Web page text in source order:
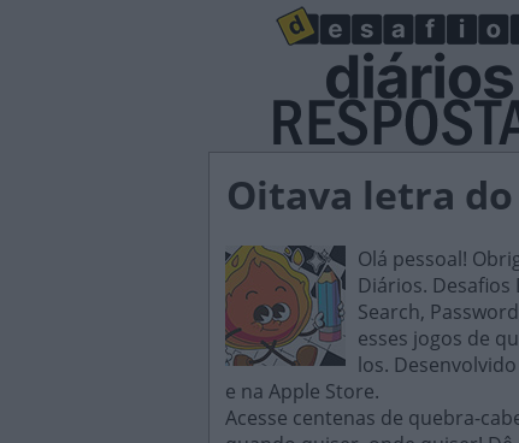
Oitava letra
Olá pessoal!
Diários.
Search,
esses jogos de
los.
e na Apple Store.
Acesse centenas de quebra-